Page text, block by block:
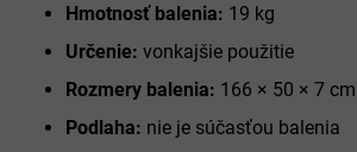
Hmotnosť balenia: 19 kg
Určenie: vonkajšie použitie
Rozmery balenia: 166 × 50 × 7 cm
Podlaha: nie je súčasťou balenia